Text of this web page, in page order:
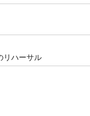
リハーサル